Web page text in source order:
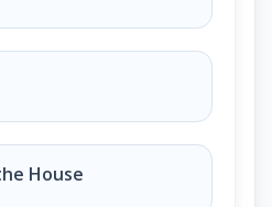
House